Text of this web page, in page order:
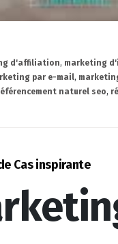
d'affiliation, marketing
par e-mail,
naturel seo,
Cas inspirante